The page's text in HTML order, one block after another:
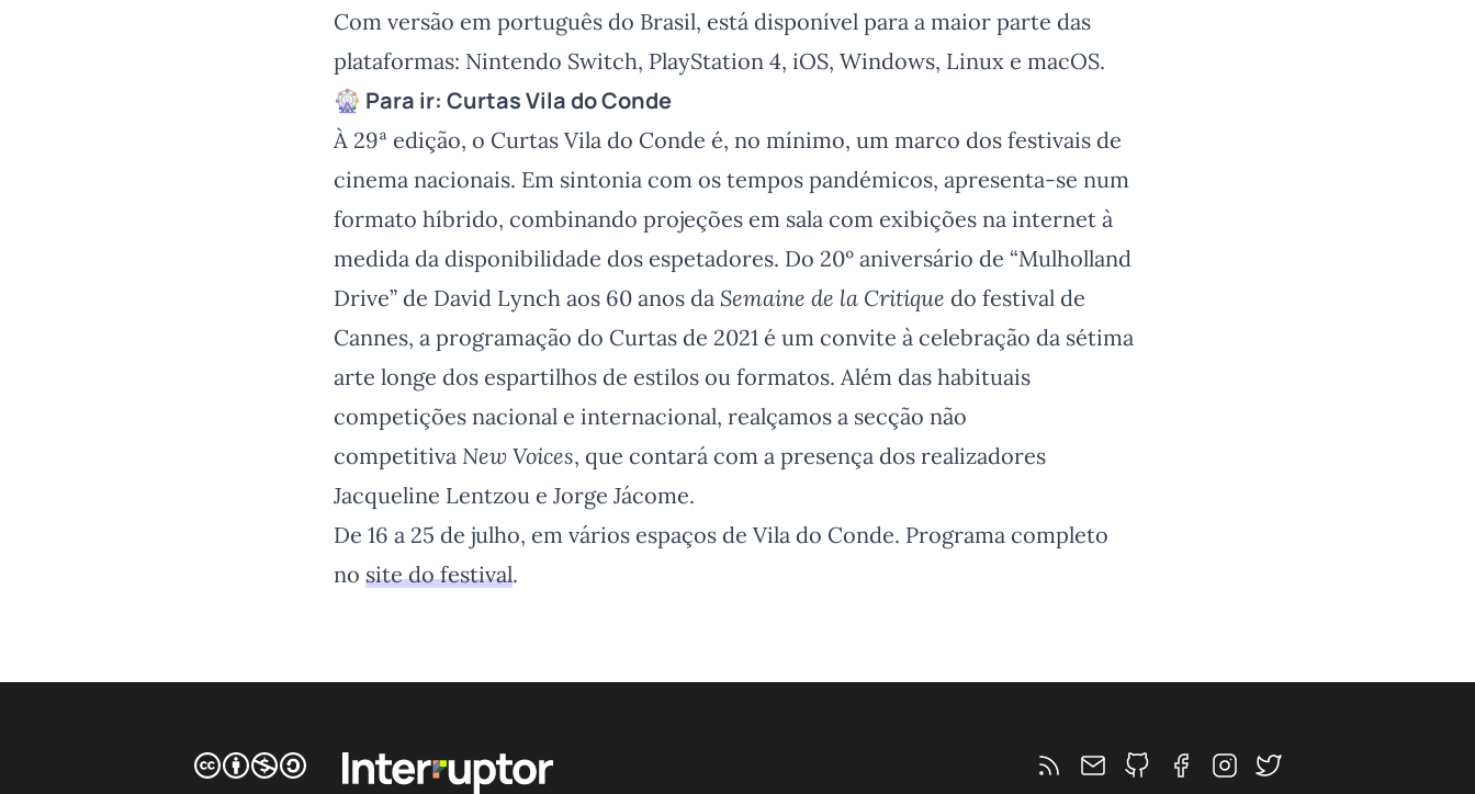
Com versão em português do Brasil, está disponível para a maior parte das
plataformas: Nintendo Switch, PlayStation 4, iOS, Windows, Linux e macOS.
🎡 Para ir: Curtas Vila do Conde
À 29ª edição, o Curtas Vila do Conde é, no mínimo, um marco dos festivais de
cinema nacionais. Em sintonia com os tempos pandémicos, apresenta-se num
formato híbrido, combinando projeções em sala com exibições na internet à
medida da disponibilidade dos espetadores. Do 20º aniversário de “Mulholland
Drive” de David Lynch aos 60 anos da Semaine de la Critique do festival de
Cannes, a programação do Curtas de 2021 é um convite à celebração da sétima
arte longe dos espartilhos de estilos ou formatos. Além das habituais
competições nacional e internacional, realçamos a secção não
competitiva New Voices, que contará com a presença dos realizadores
Jacqueline Lentzou e Jorge Jácome.
De 16 a 25 de julho, em vários espaços de Vila do Conde. Programa completo
no site do festival.
CC BY-NC-SA